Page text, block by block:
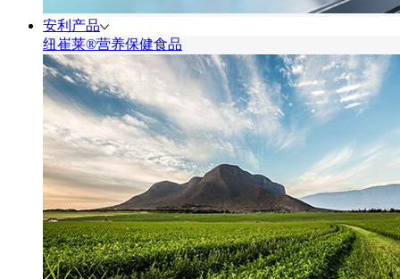
安利产品
纽崔莱®营养保健食品